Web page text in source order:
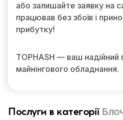
або залишайте заявку на
працював без збоїв і
прибутку!
TOPHASH — ваш надійний
майнінгового обладнання.
Послуги в категорії